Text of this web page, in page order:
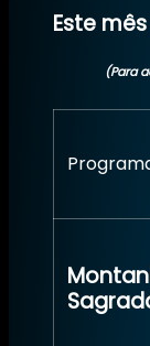
Este
(Para